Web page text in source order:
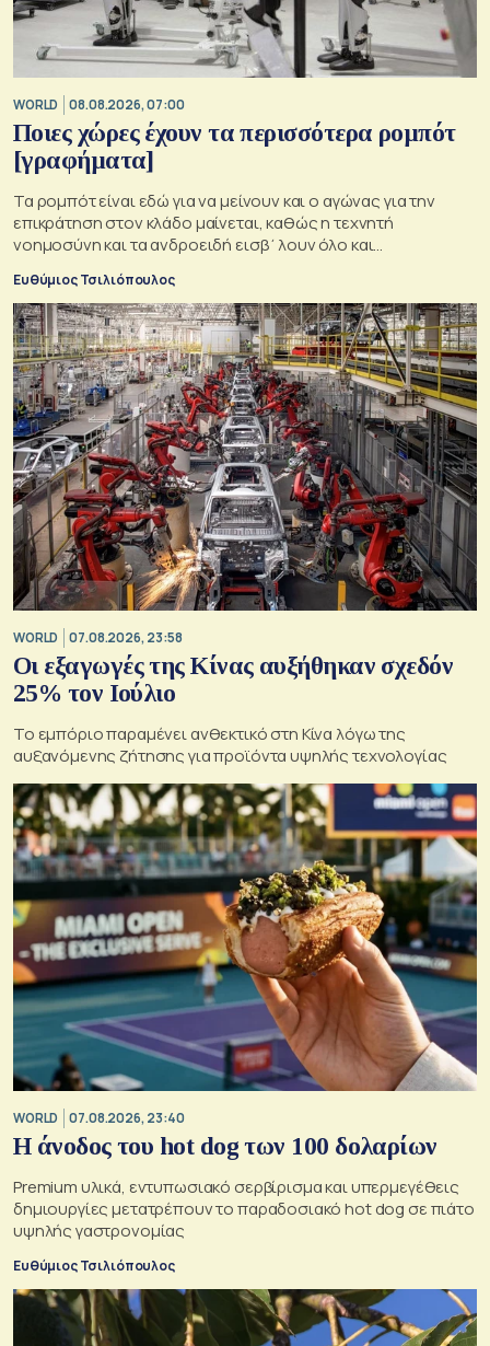
WORLD 08.08.2026, 07:00
Ποιες χώρες έχουν τα περισσότερα ρομπότ
[γραφήματα]
Τα ρομπότ είναι εδώ για να μείνουν και ο αγώνας για την
επικράτηση στον κλάδο μαίνεται, καθώς η τεχνητή
νοημοσύνη και τα ανδροειδή εισβ΄λουν όλο και
περισσότρερο στην παραγωγική οικονομία
Ευθύμιος Τσιλιόπουλος
WORLD 07.08.2026, 23:58
Οι εξαγωγές της Κίνας αυξήθηκαν σχεδόν
25% τον Ιούλιο
Το εμπόριο παραμένει ανθεκτικό στη Κίνα λόγω της
αυξανόμενης ζήτησης για προϊόντα υψηλής τεχνολογίας
WORLD 07.08.2026, 23:40
Η άνοδος του hot dog των 100 δολαρίων
Premium υλικά, εντυπωσιακό σερβίρισμα και υπερμεγέθεις
δημιουργίες μετατρέπουν το παραδοσιακό hot dog σε πιάτο
υψηλής γαστρονομίας
Ευθύμιος Τσιλιόπουλος